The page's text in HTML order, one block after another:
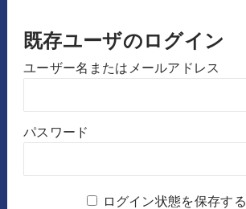
既存ユーザのログイン
ユーザー名またはメールアドレス
パスワード
ログイン状態を保存する